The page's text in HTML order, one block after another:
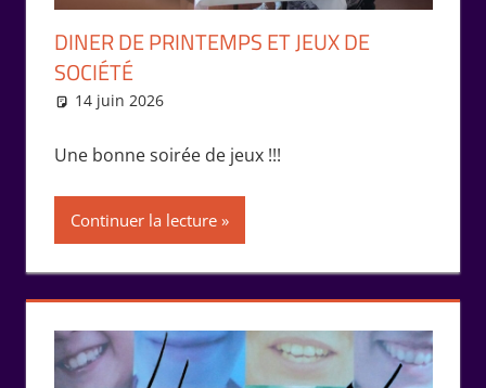
DINER DE PRINTEMPS ET JEUX DE
SOCIÉTÉ
14 juin 2026
Une bonne soirée de jeux !!!
Continuer la lecture